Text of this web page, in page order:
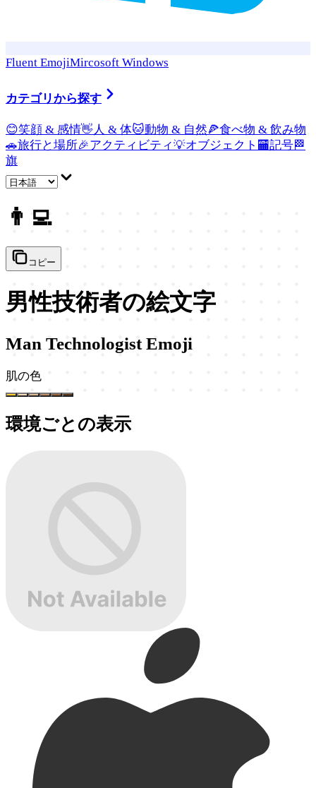
Fluent EmojiMircosoft Windows
カテゴリから探す
😊笑顔 & 感情👋 人 & 体🐱動物 & 自然🍕食べ物 & 飲み物
🚗旅行と場所🎉アクティビティ💡オブジェクト 🏧記号🏁
旗
👨‍💻
コピー
男性技術者の絵文字
Man Technologist Emoji
肌の色
環境ごとの表示